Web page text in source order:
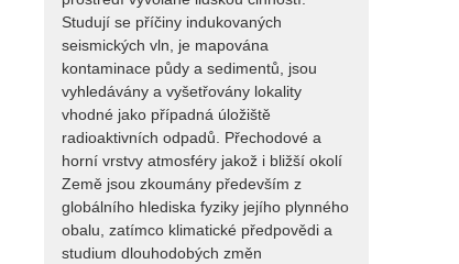
Studují se příčiny indukovaných
seismických vln, je mapována
kontaminace půdy a sedimentů, jsou
vyhledávány a vyšetřovány lokality
vhodné jako případná úložiště
radioaktivních odpadů. Přechodové a
horní vrstvy atmosféry jakož i bližší okolí
Země jsou zkoumány především z
globálního hlediska fyziky jejího plynného
obalu, zatímco klimatické předpovědi a
studium dlouhodobých změn